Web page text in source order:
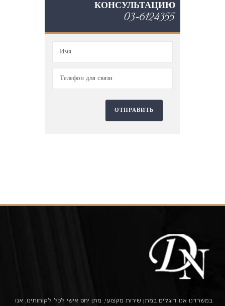
КОНСУЛЬТАЦИЮ
03-6124355
במשרדנו אנו דוגלים במתן שירות מקצועי, מתן יחס אישי לכל לקוחותינו, אנו